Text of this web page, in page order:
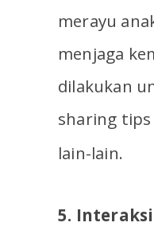
merayu
menjaga
dilakukan
sharing
lain-lain.
5.